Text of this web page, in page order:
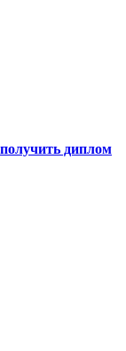
диплом